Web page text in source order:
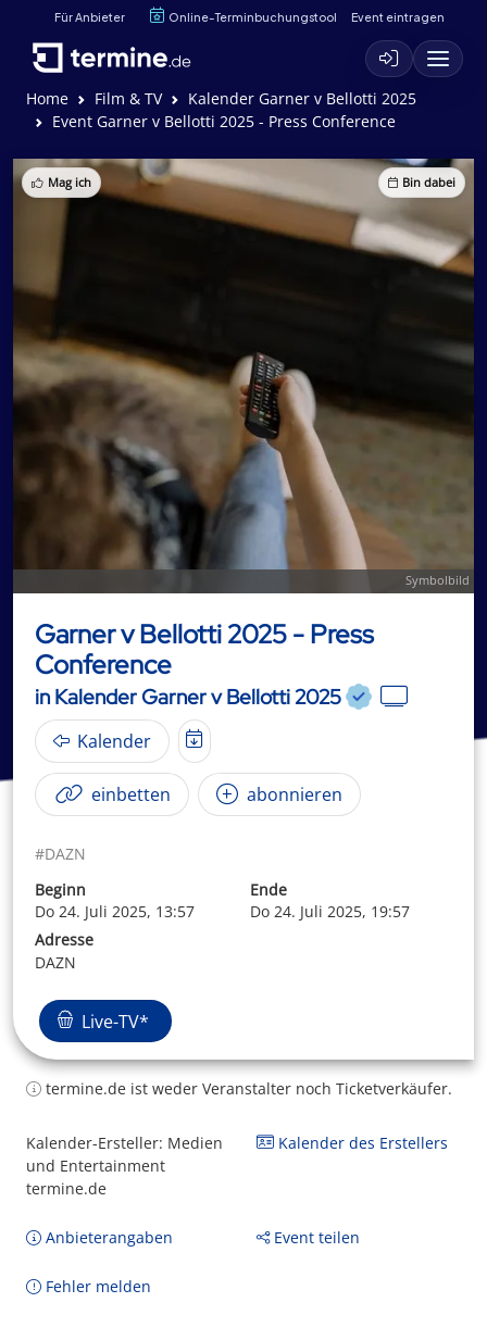
Für Anbieter Online-Terminbuchungstool Event eintragen
Home Film & TV
Kalender Garner v Bellotti 2025
Event Garner v Bellotti 2025 - Press Conference
Mag ich Bin dabei
Symbolbild
Garner v Bellotti 2025 - Press
Conference
in Kalender Garner v Bellotti 2025
Kalender
einbetten abonnieren
#DAZN
Beginn
Do 24. Juli 2025, 13:57
Ende
Do 24. Juli 2025, 19:57
Adresse
DAZN
Live-TV*
termine.de ist weder Veranstalter noch Ticketverkäufer.
Kalender-Ersteller: Medien
und Entertainment
termine.de
Kalender des Erstellers
Anbieterangaben Event teilen
Fehler melden